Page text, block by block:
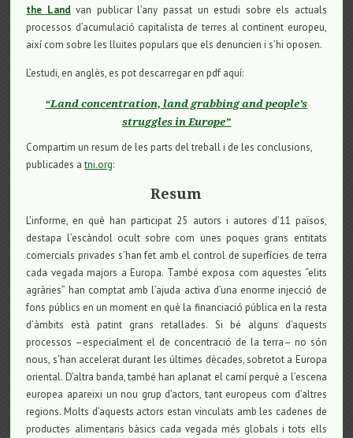
the Land van publicar l’any passat un estudi sobre els actuals
processos d’acumulació capitalista de terres al continent europeu,
així com sobre les lluites populars que els denuncien i s’hi oposen.
L’estudi, en anglès, es pot descarregar en pdf aquí:
“Land concentration, land grabbing and people’s
struggles in Europe”
Compartim un resum de les parts del treball i de les conclusions,
publicades atni.org:
Resum
L’informe, en què han participat 25 autors i autores d’11 països,
destapa l’escàndol ocult sobre com unes poques grans entitats
comercials privades s’han fet amb el control de superfícies de terra
cada vegada majors a Europa. També exposa com aquestes “elits
agràries” han comptat amb l’ajuda activa d’una enorme injecció de
fons públics en un moment en què la financiació pública en la resta
d’àmbits està patint grans retallades. Si bé alguns d’aquests
processos –especialment el de concentració de la terra– no són
nous, s’han accelerat durant les últimes dècades, sobretot a Europa
oriental. D’altra banda, també han aplanat el camí perquè a l’escena
europea apareixi un nou grup d’actors, tant europeus com d’altres
regions. Molts d’aquests actors estan vinculats amb les cadenes de
productes alimentaris bàsics cada vegada més globals i tots ells